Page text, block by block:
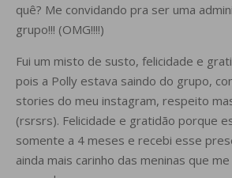
quê? Me convidando pra ser uma
grupo!!! (OMG!!!!)
Fui um misto de susto, felicidade e
pois a Polly estava saindo do grupo,
stories do meu instagram, respeito
(rsrsrs). Felicidade e gratidão porque
somente a 4 meses e recebi esse
ainda mais carinho das meninas que